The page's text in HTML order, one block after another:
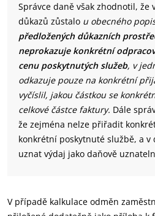
Správce daně však zhodnotil, že
důkazů zůstalo u obecného
předložených důkazních
neprokazuje konkrétní
cenu poskytnutých služeb, v
odkazuje pouze na konkrétní
vyčíslil, jakou částkou se
celkové částce faktury. Dále
že zejména nelze přiřadit
konkrétní poskytnuté službě, a
uznat výdaj jako daňově
V případě kalkulace odměn